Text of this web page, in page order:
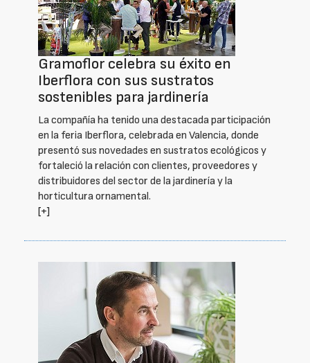
Gramoflor celebra su éxito en
Iberflora con sus sustratos
sostenibles para jardinería
La compañía ha tenido una destacada participación
en la feria Iberflora, celebrada en Valencia, donde
presentó sus novedades en sustratos ecológicos y
fortaleció la relación con clientes, proveedores y
distribuidores del sector de la jardinería y la
horticultura ornamental.
[+]